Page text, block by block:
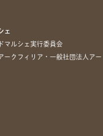
ェ
マルシェ実行委員会
ークフィリア・一般社団法人ア